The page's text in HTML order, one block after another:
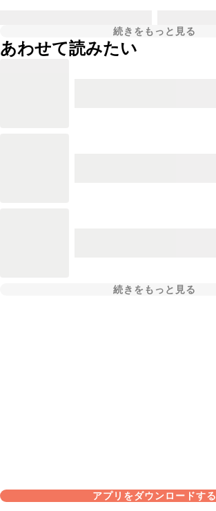
続きをもっと見る
あわせて読みたい
続きをもっと見る
アプリをダウンロードする